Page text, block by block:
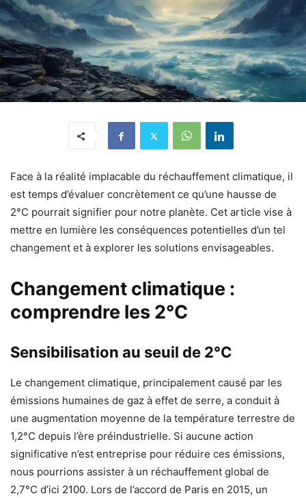
Face à la réalité implacable du réchauffement climatique, il
est temps d’évaluer concrètement ce qu’une hausse de
2°C pourrait signifier pour notre planète. Cet article vise à
mettre en lumière les conséquences potentielles d’un tel
changement et à explorer les solutions envisageables.
Changement climatique :
comprendre les 2°C
Sensibilisation au seuil de 2°C
Le changement climatique, principalement causé par les
émissions humaines de gaz à effet de serre, a conduit à
une augmentation moyenne de la température terrestre de
1,2°C depuis l’ère préindustrielle. Si aucune action
significative n’est entreprise pour réduire ces émissions,
nous pourrions assister à un réchauffement global de
2,7°C d’ici 2100. Lors de l’accord de Paris en 2015, un